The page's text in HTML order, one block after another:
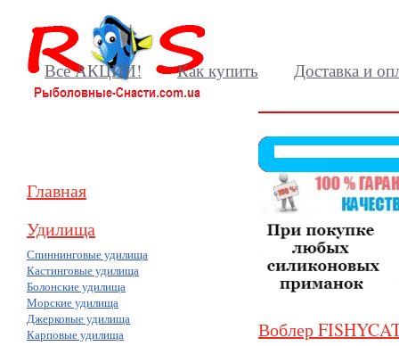
Все АКЦИИ! Как купить Доставка и
Главная
Удилища
Спиннинговые удилища
Кастинговые удилища
Болонские удилища
Морские удилища
Джерковые удилища
Карповые удилища
Воблер